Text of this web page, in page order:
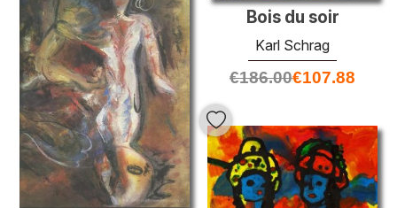
Bois du soir
Karl Schrag
€186.00€107.88